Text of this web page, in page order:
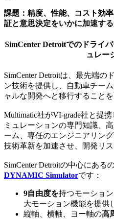
課題：精度、性能、コスト効
証と意思決定をいかに加速する
SimCenter Detroitでのドライ
ュレー
SimCenter Detroitは、最先端の
ン技術を提供し、自動車チー
ャルな開発へと移行することを
Multimatic社がVI-grade社と提
ミュレーションの専門知識、
ーム、専任のエンジニアリン
技術革新を加速させ、開発リス
SimCenter Detroitの中心にある
DYNAMIC Simulatorです：
9自由度を持つモーショ
大モーション機能を提供
縦軸、横軸、ヨー軸の高